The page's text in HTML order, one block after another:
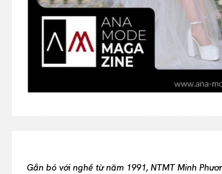
Gắn bó với nghề từ năm 1991, NTMT Minh